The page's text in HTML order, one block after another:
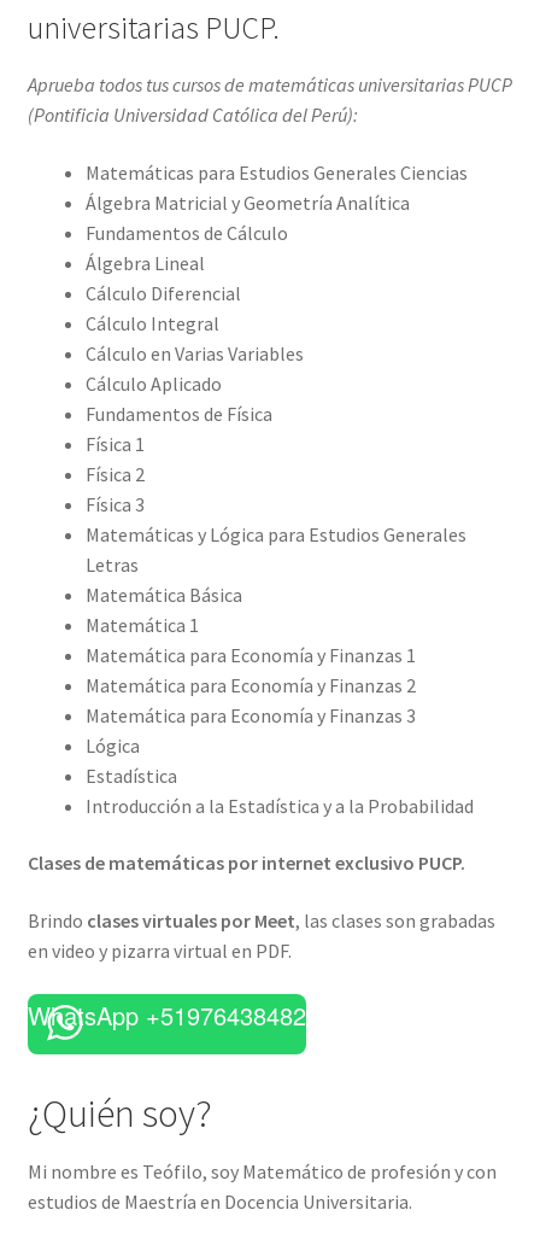
universitarias PUCP.
Aprueba todos tus cursos de matemáticas universitarias PUCP
(Pontificia Universidad Católica del Perú):
Matemáticas para Estudios Generales Ciencias
Álgebra Matricial y Geometría Analítica
Fundamentos de Cálculo
Álgebra Lineal
Cálculo Diferencial
Cálculo Integral
Cálculo en Varias Variables
Cálculo Aplicado
Fundamentos de Física
Física 1
Física 2
Física 3
Matemáticas y Lógica para Estudios Generales
Letras
Matemática Básica
Matemática 1
Matemática para Economía y Finanzas 1
Matemática para Economía y Finanzas 2
Matemática para Economía y Finanzas 3
Lógica
Estadística
Introducción a la Estadística y a la Probabilidad
Clases de matemáticas por internet exclusivo PUCP.
Brindo clases virtuales por Meet, las clases son grabadas
en video y pizarra virtual en PDF.
WhatsApp +51976438482
¿Quién soy?
Mi nombre es Teófilo, soy Matemático de profesión y con
estudios de Maestría en Docencia Universitaria.